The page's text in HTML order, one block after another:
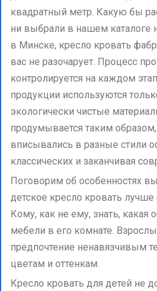
квадратный метр. Какую бы
ни выбрали в нашем каталоге
в Минске, кресло кровать
вас не разочарует. Процесс
контролируется на каждом
продукции используются
экологически чистые
продумывается таким
вписывались в разные стили
классических и заканчивая
Поговорим об особенностях
детское кресло кровать
Кому, как не ему, знать, какая
мебели в его комнате.
предпочтение ненавязчивым
цветам и оттенкам.
Кресло кровать для детей не